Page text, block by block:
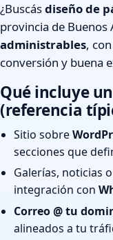
¿Buscásdiseño de
provincia de Buenos
administrables, con
conversión y buena
Qué incluye
(referencia
Sitio sobre
secciones que
Galerías, noticias
integración con
Correo @ tu
alineados a tu